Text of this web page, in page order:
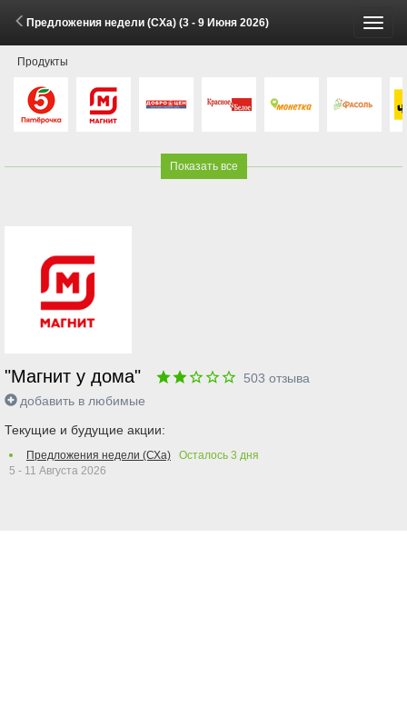
Предложения недели (СХа) (3 - 9 Июня 2026)
Продукты
Показать все
"Магнит у дома" 503 отзыва
добавить в любимые
Текущие и будущие акции:
Предложения недели (СХа) Осталось 3 дня
5 - 11 Августа 2026